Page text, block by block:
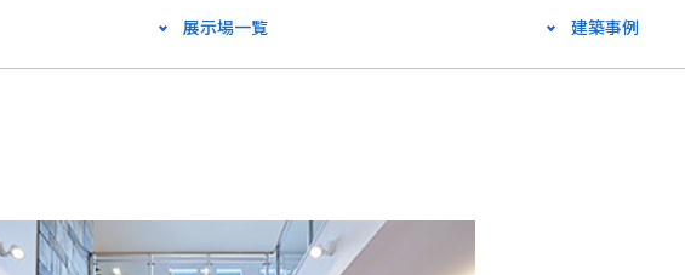
展示場一覧 建築事例